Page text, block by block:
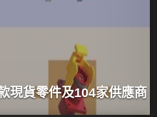
現貨零件及104家供應商